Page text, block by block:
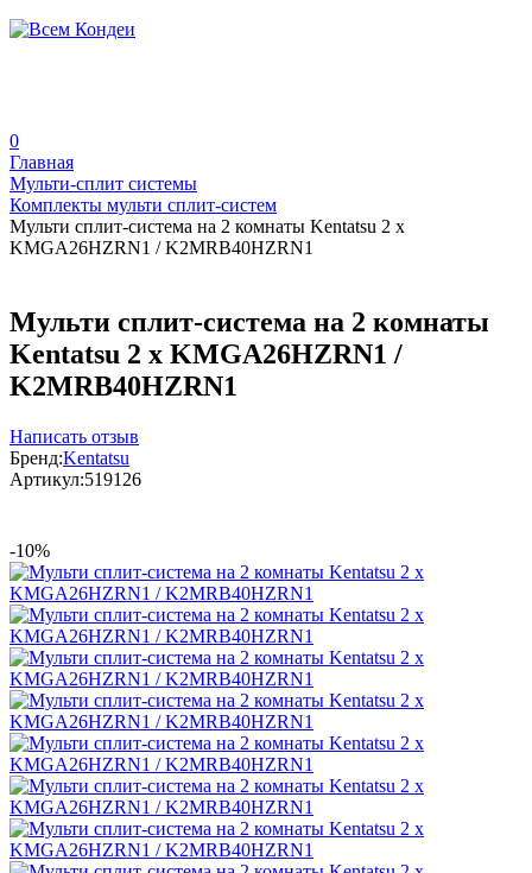
0
Главная
Мульти-сплит системы
Комплекты мульти сплит-систем
Мульти сплит-система на 2 комнаты Kentatsu 2 x
KMGA26HZRN1 / K2MRB40HZRN1
Мульти сплит-система на 2 комнаты
Kentatsu 2 x KMGA26HZRN1 /
K2MRB40HZRN1
Написать отзыв
Бренд:Kentatsu
Артикул:519126
-10%